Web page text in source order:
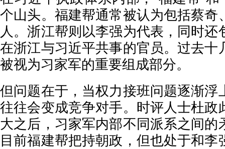
个山头。福建帮通常被认为包括蔡奇
人。浙江帮则以李强为代表，同时还
在浙江与习近平共事的官员。过去十
被视为习家军的重要组成部分。
但问题在于，当权力接班问题逐渐浮
往往会变成竞争对手。时评人士杜政
大之后，习家军内部不同派系之间的
目前福建帮把持朝政，但也处于和李